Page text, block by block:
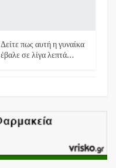
Δείτε πως αυτή η γυναίκα
έβαλε σε λίγα λεπτά…